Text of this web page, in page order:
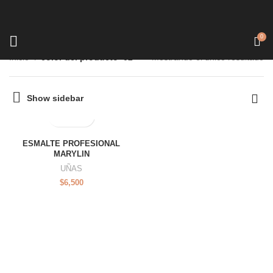
0
Show sidebar
ESMALTE PROFESIONAL
MARYLIN
UÑAS
$6,500